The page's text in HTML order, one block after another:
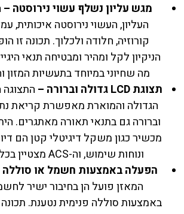
מגש עליון נשלף עשוי נירוסטה –
העליון, העשוי נירוסטה איכותית,
קורוזיה, חלודה ולכלוך. תכונה זו
הניקיון לקל ומהיר ומבטיחה תנאי
מה שחיוני במיוחד בתעשיות המזון
תצוגתLCD גדולה וברורה – התצוגה
הגדולה והמוארת מאפשרת קריאת
וברורה גם בתנאי תאורה מאתגרים.
מכשיר כגון משקל דיגיטלי קטן הם
ונוחות שימוש, וה-ACS מצטיין בכל אלה.
הפעלה באמצעות חשמל או סוללה
המאזן פועל הן בחיבור ישיר
באמצעות סוללה פנימית נטענת. תכונה